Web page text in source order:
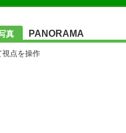
真 PANORAMA
視点を操作